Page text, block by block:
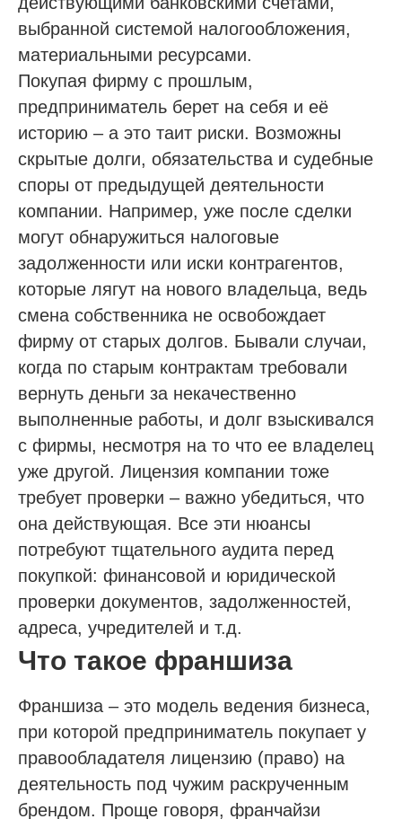
выбранной системой налогообложения,
материальными ресурсами.
Покупая фирму с прошлым,
предприниматель берет на себя и её
историю – а это таит риски. Возможны
скрытые долги, обязательства и судебные
споры от предыдущей деятельности
компании. Например, уже после сделки
могут обнаружиться налоговые
задолженности или иски контрагентов,
которые лягут на нового владельца, ведь
смена собственника не освобождает
фирму от старых долгов. Бывали случаи,
когда по старым контрактам требовали
вернуть деньги за некачественно
выполненные работы, и долг взыскивался
с фирмы, несмотря на то что ее владелец
уже другой. Лицензия компании тоже
требует проверки – важно убедиться, что
она действующая. Все эти нюансы
потребуют тщательного аудита перед
покупкой: финансовой и юридической
проверки документов, задолженностей,
адреса, учредителей и т.д.
Что такое франшиза
Франшиза – это модель ведения бизнеса,
при которой предприниматель покупает у
правообладателя лицензию (право) на
деятельность под чужим раскрученным
брендом. Проще говоря, франчайзи